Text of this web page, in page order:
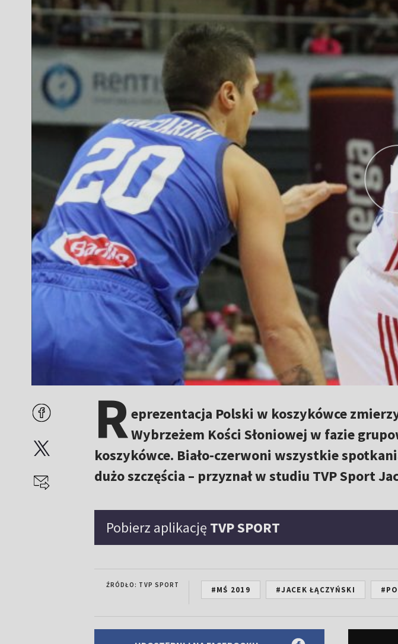
Reprezentacja Polski w koszykówce
Wybrzeżem Kości Słoniowej w fazie
koszykówce. Biało-czerwoni wszystkie
dużo szczęścia – przyznał w studiu TVP Sport
Pobierz aplikację TVP SPORT
ŹRÓDŁO: TVP SPORT #MŚ 2019 #JACEK ŁĄCZYŃSKI